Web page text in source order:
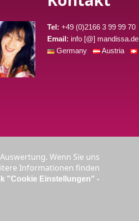
Tel: +49 (0)2166 3 99 99 70
Email: info [@] mandissa.de
Germany
Austria
0,27 € /min.
Wenn Sie uns
Informationen finden
"Cookie Einstellungen" -